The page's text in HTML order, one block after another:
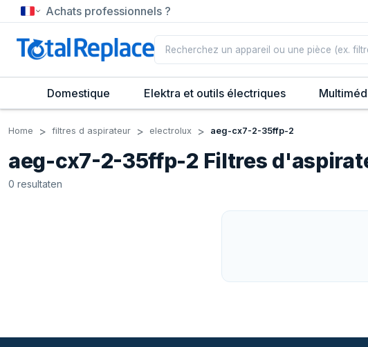
Achats professionnels ?
Domestique Elektra et outils électriques
Home filtres d aspirateur electrolux aeg-cx7-2-35ffp-2
aeg-cx7-2-35ffp-2 Filtres
0 resultaten